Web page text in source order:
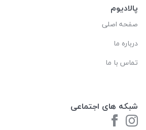
پالادیوم
صفحه اصلی
درباره ما
تماس با ما
شبکه های اجتماعی